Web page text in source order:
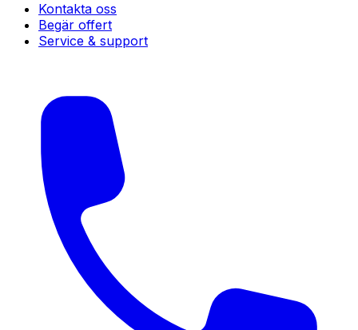
Kontakta oss
Begär offert
Service & support